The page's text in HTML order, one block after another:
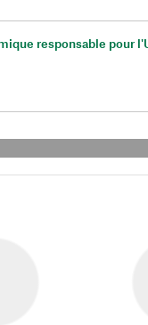
responsable pour